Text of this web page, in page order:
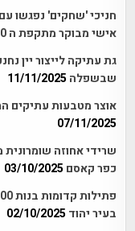
חניכי 'שחקים' נפגשו
אישי מבוקר מתקפת ה 7/10
גת עתיקה לייצור יין
שבשפלה 11/11/2025
אוצר מטבעות עתיקים
07/11/2025
כפר קאסם 03/10/2025
בעיר יהוד 02/10/2025